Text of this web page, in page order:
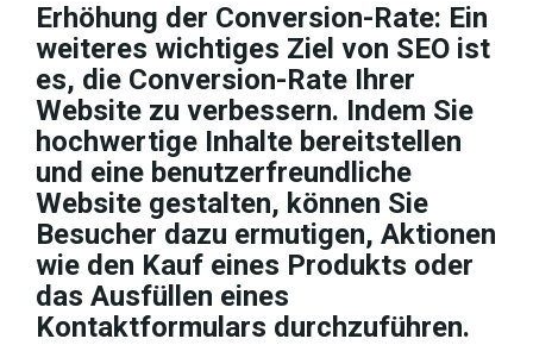
Erhöhung der Conversion-Rate: Ein
weiteres wichtiges Ziel von SEO ist
es, die Conversion-Rate Ihrer
Website zu verbessern. Indem Sie
hochwertige Inhalte bereitstellen
und eine benutzerfreundliche
Website gestalten, können Sie
Besucher dazu ermutigen, Aktionen
wie den Kauf eines Produkts oder
das Ausfüllen eines
Kontaktformulars durchzuführen.